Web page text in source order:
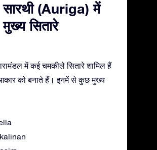
सारथी (Auriga) में
मुख्य सितारे
में कई चमकीले सितारे शामिल हैं
को बनाते हैं। इनमें से कुछ मुख्य